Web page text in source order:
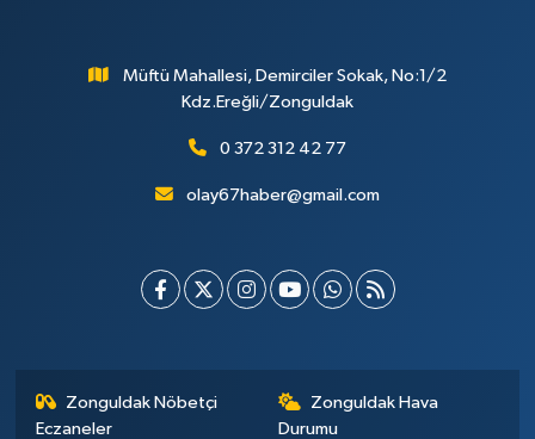
Müftü Mahallesi, Demirciler Sokak, No:1/2
Kdz.Ereğli/Zonguldak
0 372 312 42 77
olay67haber@gmail.com
Zonguldak Nöbetçi
Eczaneler
Zonguldak Hava
Durumu